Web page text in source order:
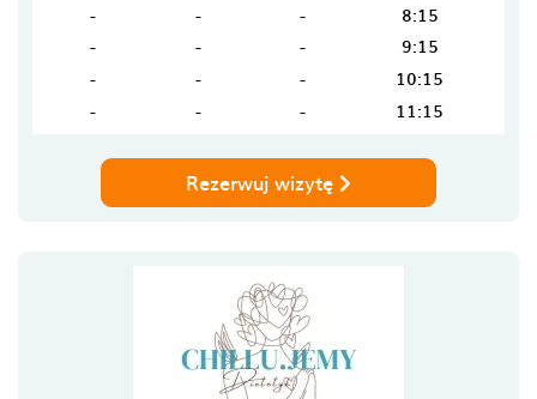
-
- -
8:15
-
- -
9:15
-
- -
10:15
-
- - 11:15
Rezerwuj wizytę